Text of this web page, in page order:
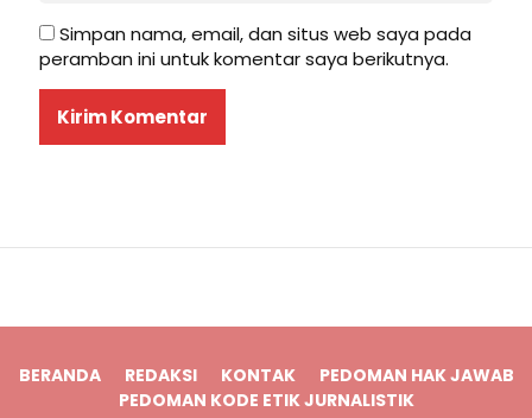
Simpan nama, email, dan situs web saya pada
peramban ini untuk komentar saya berikutnya.
BERANDA REDAKSI KONTAK
PEDOMAN HAK JAWAB
PEDOMAN KODE ETIK JURNALISTIK